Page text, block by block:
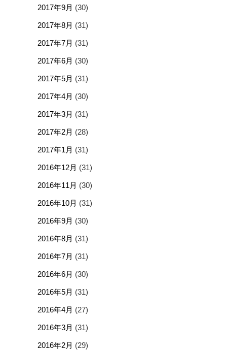
2017年9月 (30)
2017年8月 (31)
2017年7月 (31)
2017年6月 (30)
2017年5月 (31)
2017年4月 (30)
2017年3月 (31)
2017年2月 (28)
2017年1月 (31)
2016年12月 (31)
2016年11月 (30)
2016年10月 (31)
2016年9月 (30)
2016年8月 (31)
2016年7月 (31)
2016年6月 (30)
2016年5月 (31)
2016年4月 (27)
2016年3月 (31)
2016年2月 (29)